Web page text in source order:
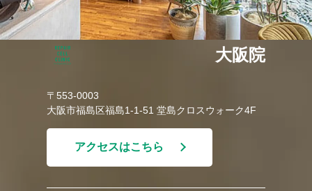
大阪院
〒553-0003
大阪市福島区福島1-1-51 堂島クロスウォーク4F
アクセスはこちら